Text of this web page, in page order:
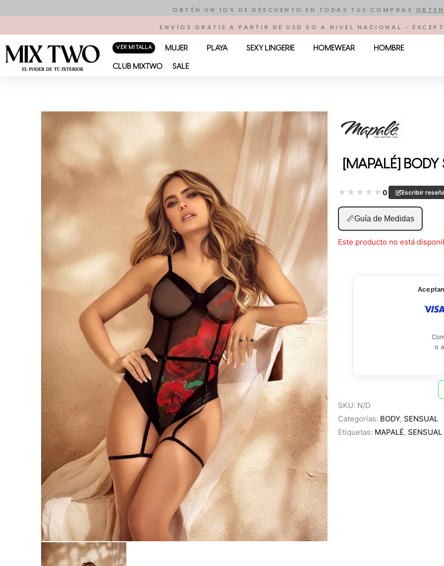
contenido
OBTÉN UN 10% DE DESCUENTO EN TODAS TUS COMPRAS
ENVÍOS GRATIS A PARTIR DE USD 50 A NIVEL NACIONAL -
VER MI TALLA MUJER PLAYA SEXY LINGERIE HOMEWEAR HOMBRE
CLUB MIXTWO SALE
[MAPALÉ]
★ ★ ★ ★ ★0 Escribir
📏Guía de Medidas
Este producto no está
o a
SKU: N/D
Categorías: BODY, SENSUAL
Etiquetas: MAPALÉ, SENSUAL